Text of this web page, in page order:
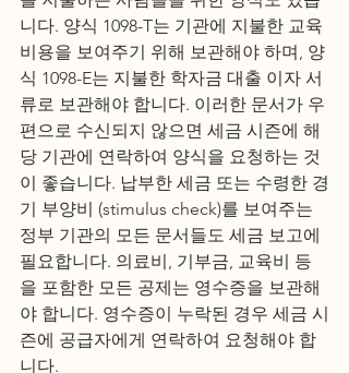
니다. 양식 1098-T는 기관에 지불한 교육
비용을 보여주기 위해 보관해야 하며, 양
식 1098-E는 지불한 학자금 대출 이자 서
류로 보관해야 합니다. 이러한 문서가 우
편으로 수신되지 않으면 세금 시즌에 해
당 기관에 연락하여 양식을 요청하는 것
이 좋습니다. 납부한 세금 또는 수령한 경
기 부양비 (stimulus check)를 보여주는
정부 기관의 모든 문서들도 세금 보고에
필요합니다. 의료비, 기부금, 교육비 등
을 포함한 모든 공제는 영수증을 보관해
야 합니다. 영수증이 누락된 경우 세금 시
즌에 공급자에게 연락하여 요청해야 합
니다.